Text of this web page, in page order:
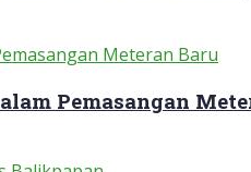
Pemasangan